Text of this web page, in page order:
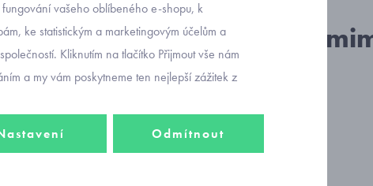
Objednávací kód: U1532_šedá
hebká deka pro
357 Kč
vašeho oblíbeného e-shopu, k
ke statistickým a marketingovým účelům a
Kliknutím na tlačítko Přijmout vše nám
a my vám poskytneme ten nejlepší zážitek z
Odmítnout